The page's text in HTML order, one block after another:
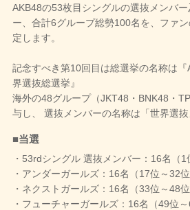
AKB48の53枚目シングルの選抜メンバ
ー、合計6グループ総勢100名を、ファ
定します。
記念すべき第10回目は総選挙の名称は
界選抜総選挙』
海外の48グループ（JKT48・BNK48・
与し、 選抜メンバーの名称は「世界選
■当選
・53rdシングル 選抜メンバー：16名（1
・アンダーガールズ：16名（17位～32位
・ネクストガールズ：16名（33位～48位
・フューチャーガールズ：16名（49位～